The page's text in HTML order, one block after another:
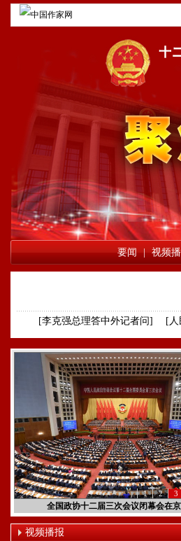
要闻 | 视频
[李克强总理答中外记者问] [
1 2 3
全国政协十二届三次会议闭幕会在
视频播报